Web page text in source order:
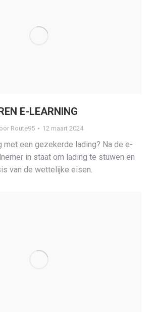
E-LEARNING
Route95 12 maart 2024
met een gezekerde lading? Na de e-
in staat om lading te stuwen en
van de wettelijke eisen.